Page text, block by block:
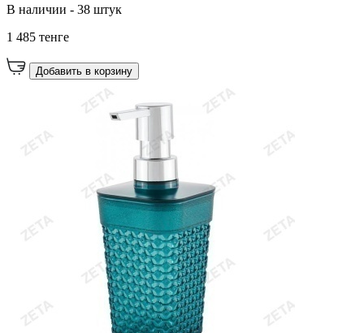
В наличии - 38 штук
1 485 тенге
Добавить в корзину